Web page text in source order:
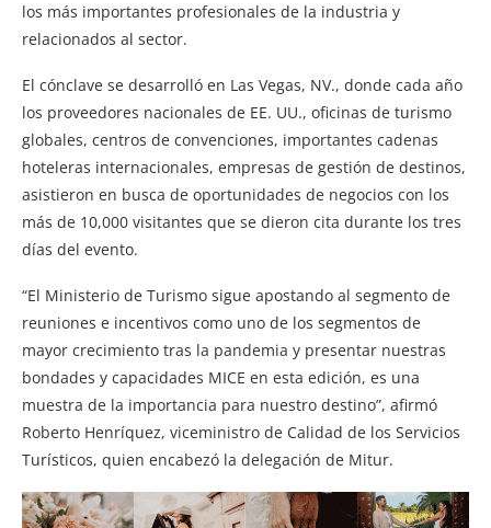
los más importantes profesionales de la industria y
relacionados al sector.
El cónclave se desarrolló en Las Vegas, NV., donde cada año
los proveedores nacionales de EE. UU., oficinas de turismo
globales, centros de convenciones, importantes cadenas
hoteleras internacionales, empresas de gestión de destinos,
asistieron en busca de oportunidades de negocios con los
más de 10,000 visitantes que se dieron cita durante los tres
días del evento.
“El Ministerio de Turismo sigue apostando al segmento de
reuniones e incentivos como uno de los segmentos de
mayor crecimiento tras la pandemia y presentar nuestras
bondades y capacidades MICE en esta edición, es una
muestra de la importancia para nuestro destino”, afirmó
Roberto Henríquez, viceministro de Calidad de los Servicios
Turísticos, quien encabezó la delegación de Mitur.